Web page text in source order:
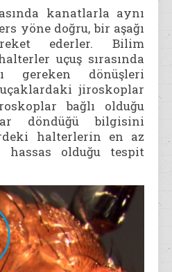
kanatlarla aynı
yöne doğru, bir aşağı
ederler. Bilim
uçuş sırasında
gereken dönüşleri
jiroskoplar
bağlı olduğu
döndüğü bilgisini
halterlerin en az
olduğu tespit